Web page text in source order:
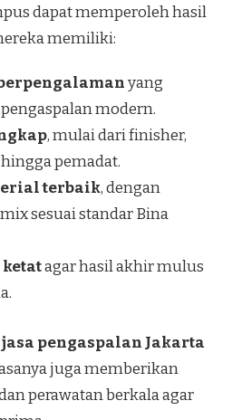
dapat memperoleh hasil
memiliki:
yang
modern.
, mulai dari finisher,
pemadat.
terbaik, dengan
sesuai standar Bina
ketatagar hasil akhir mulus
jasa pengaspalan Jakarta
juga memberikan
perawatan berkala agar